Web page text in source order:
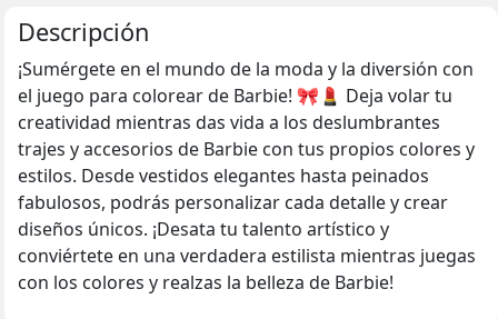
Descripción
¡Sumérgete en el mundo de la moda y la diversión con
el juego para colorear de Barbie! 🎀💄 Deja volar tu
creatividad mientras das vida a los deslumbrantes
trajes y accesorios de Barbie con tus propios colores y
estilos. Desde vestidos elegantes hasta peinados
fabulosos, podrás personalizar cada detalle y crear
diseños únicos. ¡Desata tu talento artístico y
conviértete en una verdadera estilista mientras juegas
con los colores y realzas la belleza de Barbie!